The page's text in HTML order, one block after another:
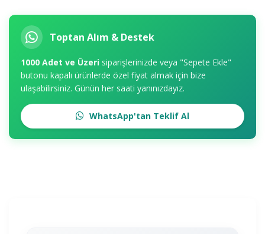
Toptan Alım & Destek
1000 Adet ve Üzeri siparişlerinizde veya "Sepete Ekle"
butonu kapalı ürünlerde özel fiyat almak için bize
ulaşabilirsiniz. Günün her saati yanınızdayız.
WhatsApp'tan Teklif Al